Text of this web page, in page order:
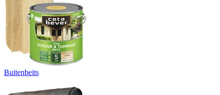
Buitenbeits